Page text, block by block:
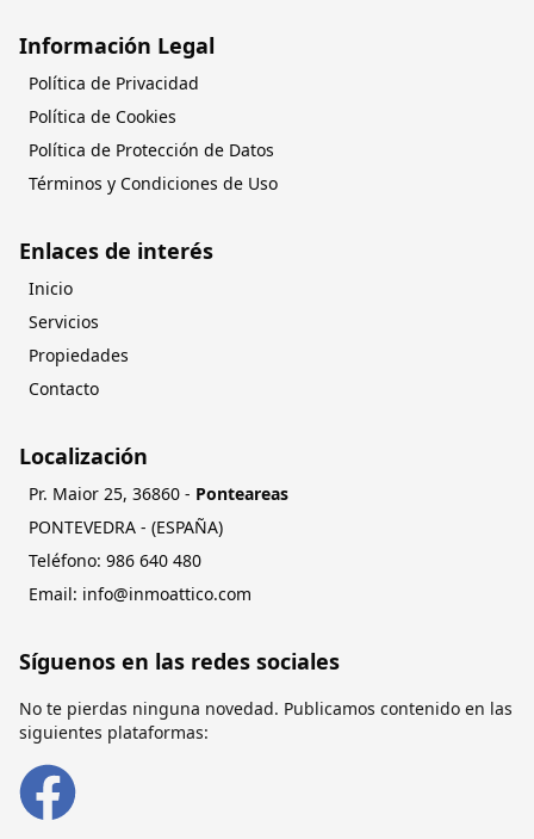
Información Legal
Política de Privacidad
Política de Cookies
Política de Protección de Datos
Términos y Condiciones de Uso
Enlaces de interés
Inicio
Servicios
Propiedades
Contacto
Localización
Pr. Maior 25, 36860 - Ponteareas
PONTEVEDRA - (ESPAÑA)
Teléfono: 084 046 689
Email: moc.ocittaomni@ofni
Síguenos en las redes sociales
No te pierdas ninguna novedad. Publicamos contenido en las
siguientes plataformas: